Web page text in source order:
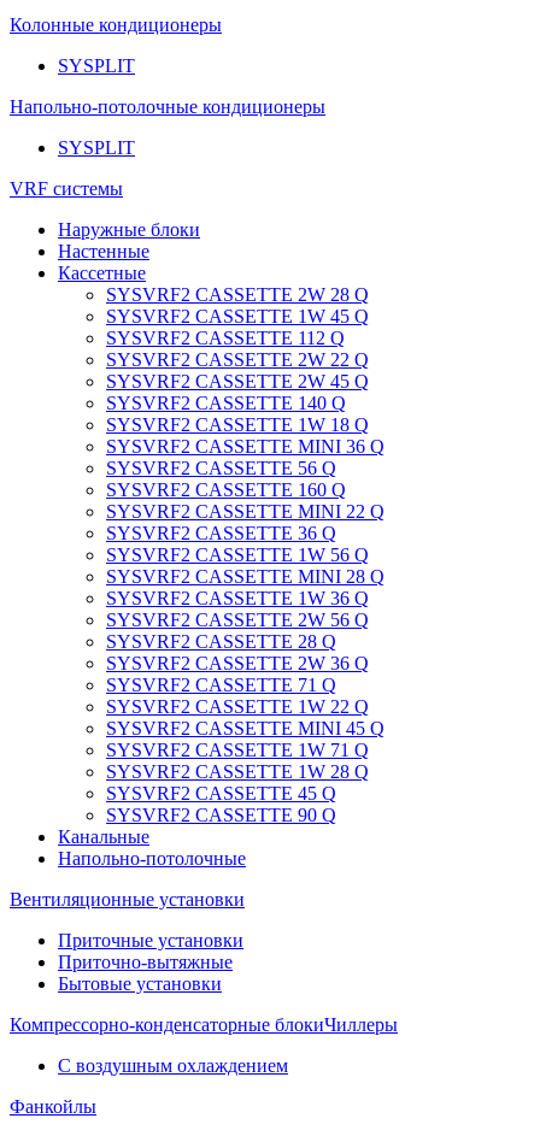
Колонные кондиционеры
SYSPLIT
Напольно-потолочные кондиционеры
SYSPLIT
VRF системы
Наружные блоки
Настенные
Кассетные
SYSVRF2 CASSETTE 2W 28 Q
SYSVRF2 CASSETTE 1W 45 Q
SYSVRF2 CASSETTE 112 Q
SYSVRF2 CASSETTE 2W 22 Q
SYSVRF2 CASSETTE 2W 45 Q
SYSVRF2 CASSETTE 140 Q
SYSVRF2 CASSETTE 1W 18 Q
SYSVRF2 CASSETTE MINI 36 Q
SYSVRF2 CASSETTE 56 Q
SYSVRF2 CASSETTE 160 Q
SYSVRF2 CASSETTE MINI 22 Q
SYSVRF2 CASSETTE 36 Q
SYSVRF2 CASSETTE 1W 56 Q
SYSVRF2 CASSETTE MINI 28 Q
SYSVRF2 CASSETTE 1W 36 Q
SYSVRF2 CASSETTE 2W 56 Q
SYSVRF2 CASSETTE 28 Q
SYSVRF2 CASSETTE 2W 36 Q
SYSVRF2 CASSETTE 71 Q
SYSVRF2 CASSETTE 1W 22 Q
SYSVRF2 CASSETTE MINI 45 Q
SYSVRF2 CASSETTE 1W 71 Q
SYSVRF2 CASSETTE 1W 28 Q
SYSVRF2 CASSETTE 45 Q
SYSVRF2 CASSETTE 90 Q
Канальные
Напольно-потолочные
Вентиляционные установки
Приточные установки
Приточно-вытяжные
Бытовые установки
Компрессорно-конденсаторные блокиЧиллеры
С воздушным охлаждением
Фанкойлы